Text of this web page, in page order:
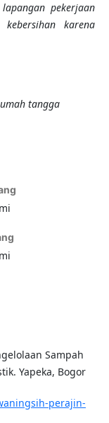
pekerjaan
karena
tangga
Sampah
Yapeka, Bogor
perajin-